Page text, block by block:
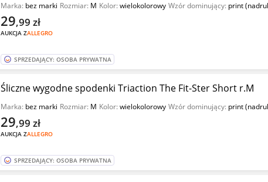
Marka: bez marki Rozmiar: M Kolor:wielokolorowy Wzór dominujący: print
AUKCJA ZALLEGRO
29,99 zł
SPRZEDAJĄCY: OSOBA PRYWATNA
Śliczne wygodne spodenki Triaction The Fit-Ster Short r.M
Marka: bez marki Rozmiar: M Kolor:wielokolorowy Wzór dominujący: print
AUKCJA ZALLEGRO
29,99 zł
SPRZEDAJĄCY: OSOBA PRYWATNA